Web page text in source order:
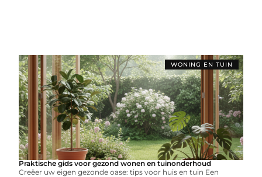
WONING EN TUIN
Praktische gids voor gezond wonen en tuinonderhoud
Creëer uw eigen gezonde oase: tips voor huis en tuin Een